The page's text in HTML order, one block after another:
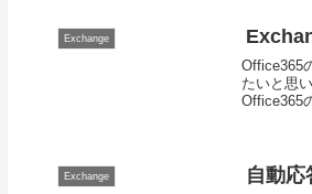
Exchange
Office365
たいと思
Office365
Exchange 自動応